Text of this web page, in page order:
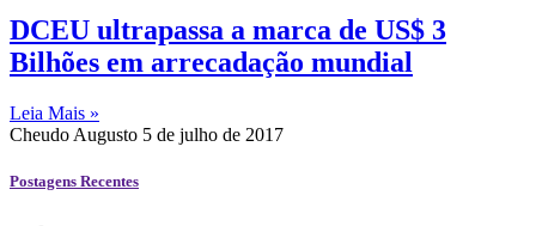
DCEU ultrapassa a marca de US$ 3
Bilhões em arrecadação mundial
Leia Mais »
Cheudo Augusto 5 de julho de 2017
Postagens Recentes